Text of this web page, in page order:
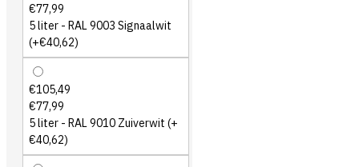
€77,99
5 liter - RAL 9003 Signaalwit
(+€40,62)
€105,49
€77,99
5 liter - RAL 9010 Zuiverwit (+
€40,62)